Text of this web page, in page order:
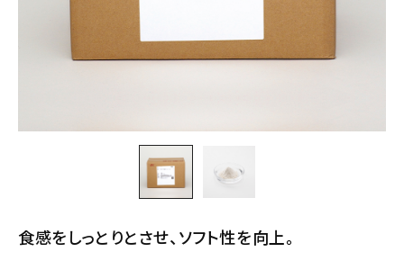
食感をしっとりとさせ、ソフト性を向上。